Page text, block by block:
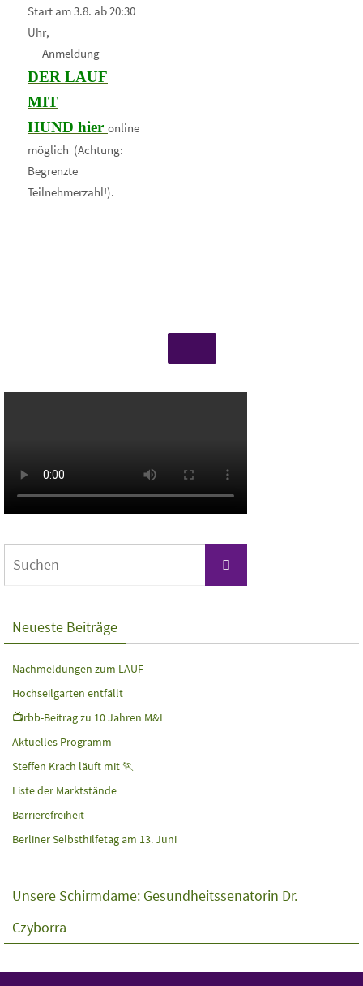
Start am 3.8. ab 20:30
Uhr,
Anmeldung
DER LAUF
MIT
HUND hier online
möglich (Achtung:
Begrenzte
Teilnehmerzahl!).
Suchen
Neueste Beiträge
Nachmeldungen zum LAUF
Hochseilgarten entfällt
📺rbb-Beitrag zu 10 Jahren M&L
Aktuelles Programm
Steffen Krach läuft mit 🏃
Liste der Marktstände
Barrierefreiheit
Berliner Selbsthilfetag am 13. Juni
Unsere Schirmdame: Gesundheitssenatorin Dr.
Czyborra